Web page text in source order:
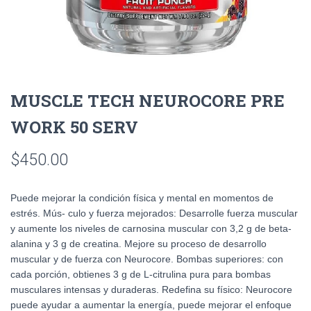
MUSCLE TECH NEUROCORE PRE
WORK 50 SERV
$450.00
Puede mejorar la condición física y mental en momentos de
estrés. Mús- culo y fuerza mejorados: Desarrolle fuerza muscular
y aumente los niveles de carnosina muscular con 3,2 g de beta-
alanina y 3 g de creatina. Mejore su proceso de desarrollo
muscular y de fuerza con Neurocore. Bombas superiores: con
cada porción, obtienes 3 g de L-citrulina pura para bombas
musculares intensas y duraderas. Redefina su físico: Neurocore
puede ayudar a aumentar la energía, puede mejorar el enfoque